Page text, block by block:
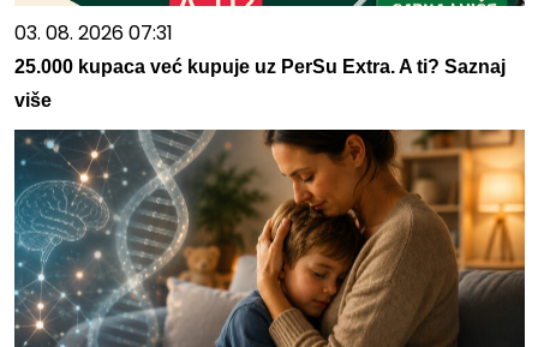
03. 08. 2026 07:31
25.000 kupaca već kupuje uz PerSu Extra. A ti? Saznaj
više